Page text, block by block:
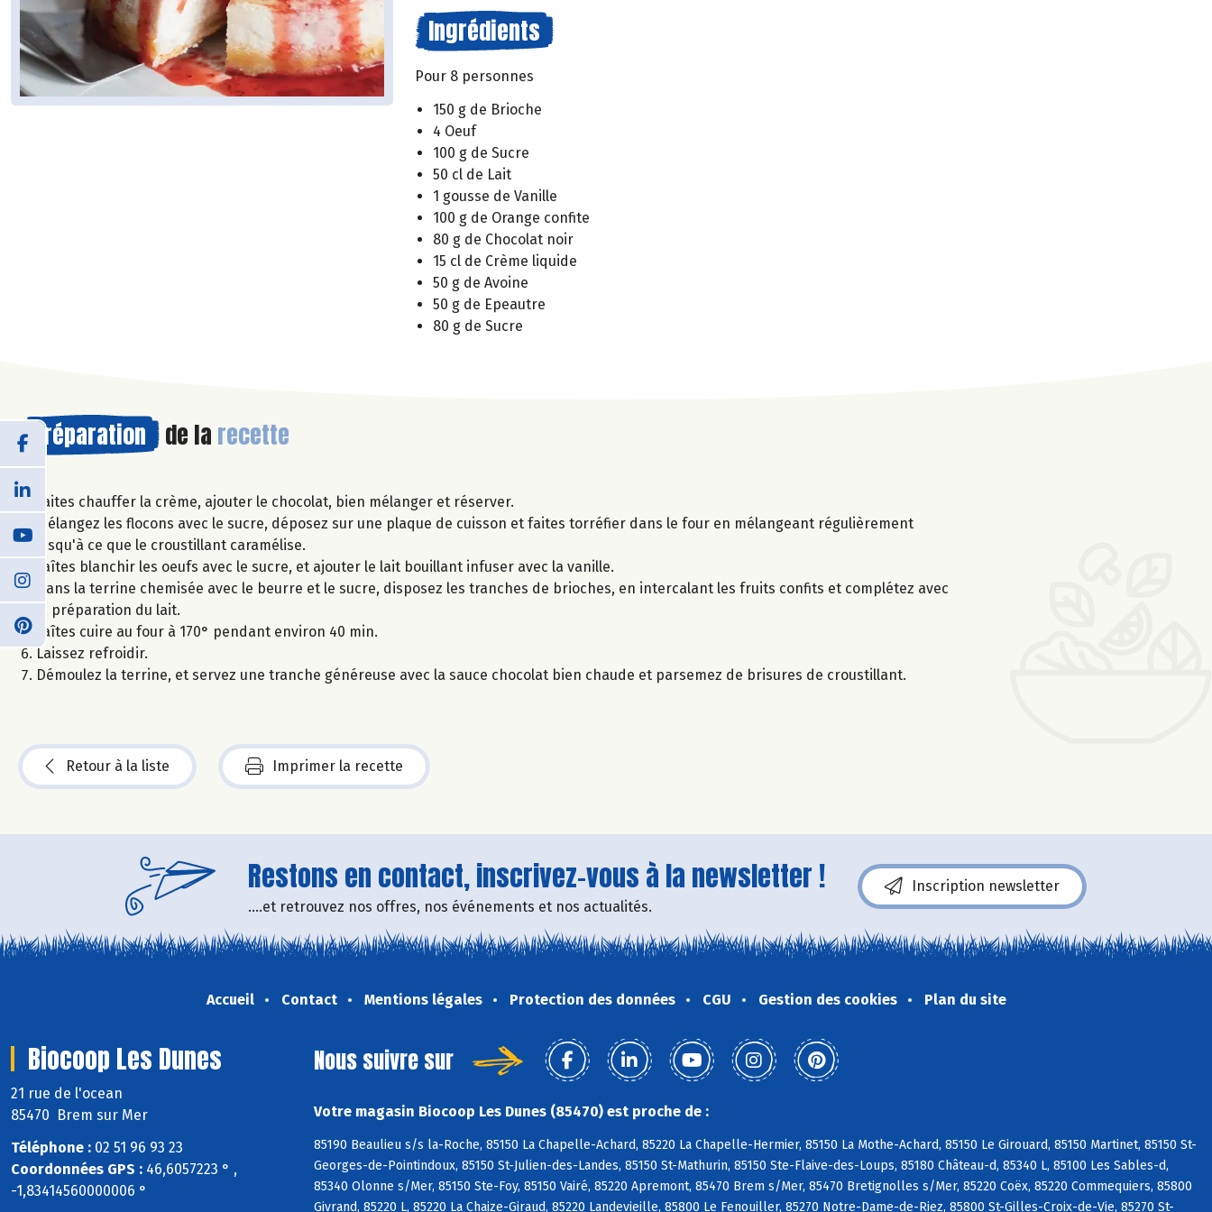
Ingrédients
Pour 8 personnes
150 g de Brioche
4 Oeuf
100 g de Sucre
50 cl de Lait
1 gousse de Vanille
100 g de Orange confite
80 g de Chocolat noir
15 cl de Crème liquide
50 g de Avoine
50 g de Epeautre
80 g de Sucre
Préparation de la recette
Faites chauffer la crème, ajouter le chocolat, bien mélanger et réserver.
Mélangez les flocons avec le sucre, déposez sur une plaque de cuisson et faites torréfier dans le four en mélangeant régulièrement
jusqu'à ce que le croustillant caramélise.
Faîtes blanchir les oeufs avec le sucre, et ajouter le lait bouillant infuser avec la vanille.
Dans la terrine chemisée avec le beurre et le sucre, disposez les tranches de brioches, en intercalant les fruits confits et complétez avec
la préparation du lait.
Faîtes cuire au four à 170° pendant environ 40 min.
Laissez refroidir.
Démoulez la terrine, et servez une tranche généreuse avec la sauce chocolat bien chaude et parsemez de brisures de croustillant.
Retour à la liste Imprimer la recette
Restons en contact, inscrivez-vous à la newsletter !
....et retrouvez nos offres, nos événements et nos actualités.
Inscription newsletter
Accueil Contact Mentions légales Protection des données CGU Gestion des cookies Plan du site
Biocoop Les Dunes
21 rue de l'ocean
85470 Brem sur Mer
Téléphone : 02 51 96 93 23
Coordonnées GPS : 46,6057223 ° ,
-1,83414560000006 °
Nous suivre sur
Votre magasin Biocoop Les Dunes (85470) est proche de :
85190 Beaulieu s/s la-Roche, 85150 La Chapelle-Achard, 85220 La Chapelle-Hermier, 85150 La Mothe-Achard, 85150 Le Girouard, 85150 Martinet, 85150 St-
Georges-de-Pointindoux, 85150 St-Julien-des-Landes, 85150 St-Mathurin, 85150 Ste-Flaive-des-Loups, 85180 Château-d, 85340 L, 85100 Les Sables-d,
85340 Olonne s/Mer, 85150 Ste-Foy, 85150 Vairé, 85220 Apremont, 85470 Brem s/Mer, 85470 Bretignolles s/Mer, 85220 Coëx, 85220 Commequiers, 85800
Givrand, 85220 L, 85220 La Chaize-Giraud, 85220 Landevieille, 85800 Le Fenouiller, 85270 Notre-Dame-de-Riez, 85800 St-Gilles-Croix-de-Vie, 85270 St-